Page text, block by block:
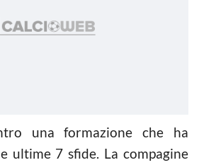
una formazione che ha
ultime 7 sfide. La compagine